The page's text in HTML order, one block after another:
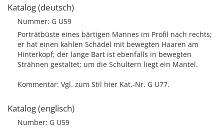
Katalog (deutsch)
Nummer: G U59
Porträtbüste eines bärtigen Mannes im Profil nach rechts;
er hat einen kahlen Schädel mit bewegten Haaren am
Hinterkopf; der lange Bart ist ebenfalls in bewegten
Strähnen gestaltet; um die Schultern liegt ein Mantel.
Kommentar: Vgl. zum Stil hier Kat.-Nr. G U77.
Katalog (englisch)
Number: G U59